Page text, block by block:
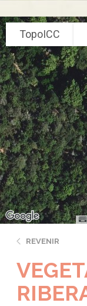
TopoICC
REVENIR